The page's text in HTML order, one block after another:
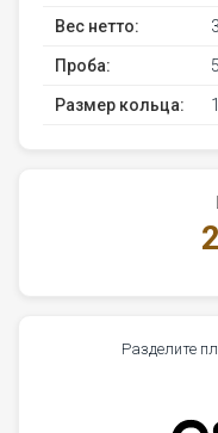
Вес нетто:
Проба:
Размер кольца:
Разделите